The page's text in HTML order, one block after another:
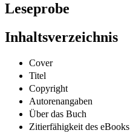
Leseprobe
Inhaltsverzeichnis
Cover
Titel
Copyright
Autorenangaben
Über das Buch
Zitierfähigkeit des eBooks